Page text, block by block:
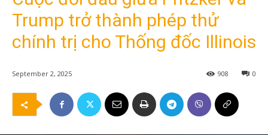
Trump trở thành phép thử
chính trị cho Thống đốc Illinois
September 2, 2025 0
908